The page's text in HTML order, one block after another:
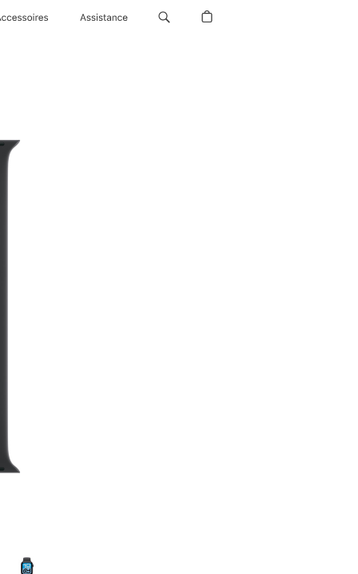
Assistance